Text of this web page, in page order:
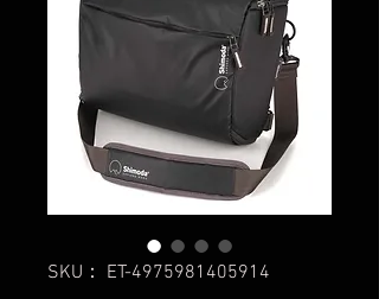
SKU： ET-4975981405914